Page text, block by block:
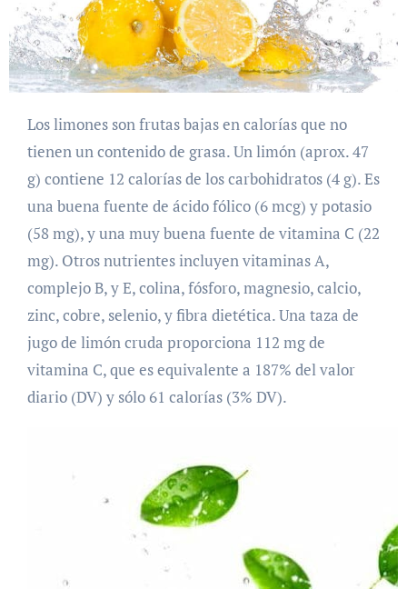
Los limones son frutas bajas en calorías que no
tienen un contenido de grasa. Un limón (aprox. 47
g) contiene 12 calorías de los carbohidratos (4 g). Es
una buena fuente de ácido fólico (6 mcg) y potasio
(58 mg), y una muy buena fuente de vitamina C (22
mg). Otros nutrientes incluyen vitaminas A,
complejo B, y E, colina, fósforo, magnesio, calcio,
zinc, cobre, selenio, y fibra dietética. Una taza de
jugo de limón cruda proporciona 112 mg de
vitamina C, que es equivalente a 187% del valor
diario (DV) y sólo 61 calorías (3% DV).